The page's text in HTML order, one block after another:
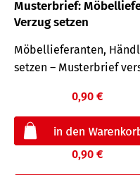
Musterbrief:
Verzug setzen
Möbellieferanten,
setzen – Musterbrief
0,90 €
0,90 €